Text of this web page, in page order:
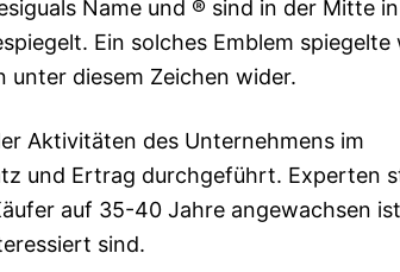
Name und ® sind in der Mitte
Ein solches Emblem
unter diesem Zeichen wider.
Aktivitäten des Unternehmens im
und Ertrag durchgeführt. Experten
auf 35-40 Jahre angewachsen
sind.